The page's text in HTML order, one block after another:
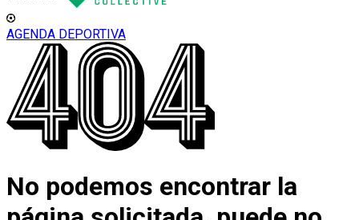
AGENDA DEPORTIVA
No podemos encontrar la